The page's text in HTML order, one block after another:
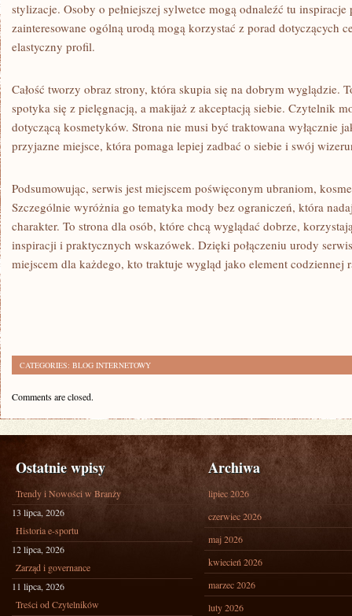
stylizacje. Osoby o pełniejszej sylwetce mogą odnaleźć tu inspiracje
zainteresowane ogólną urodą mogą korzystać z porad dotyczących
elastyczny profil.
Całość tworzy obraz strony, która skupia się na dobrym wyglądzie.
spotyka się z pielęgnacją, a makijaż z akceptacją siebie. Czytelnik
dotyczącą kosmetyków. Strona nie musi być traktowana wyłącznie
przyjazne miejsce, która pomaga lepiej zadbać o siebie i swój
Podsumowując, serwis jest miejscem poświęconym ubraniom,
Szczególnie wyróżnia go tematyka mody bez ograniczeń, która
charakter. To strona dla osób, które chcą wyglądać dobrze,
inspiracji i praktycznych wskazówek. Dzięki połączeniu urody
miejscem dla każdego, kto traktuje wygląd jako element codziennej
CATEGORIES: BLOG INTERNETOWY
Comments are closed.
Ostatnie wpisy
Trendy i Nowości w Branży
13 lipca, 2026
Historia e-sportu
12 lipca, 2026
Zarząd i governance
11 lipca, 2026
Treści od Czytelników
Archiwa
lipiec 2026
czerwiec 2026
maj 2026
kwiecień 2026
marzec 2026
luty 2026